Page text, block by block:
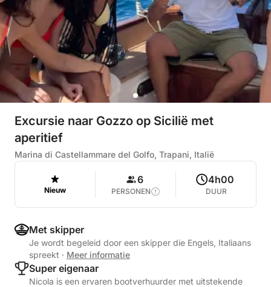
Excursie naar Gozzo op Sicilië met
aperitief
Marina di Castellammare del Golfo, Trapani, Italië
Nieuw
6
PERSONEN
4h00
DUUR
Met skipper
Je wordt begeleid door een skipper die Engels, Italiaans
spreekt · Meer informatie
Super eigenaar
Nicola is een ervaren bootverhuurder met uitstekende